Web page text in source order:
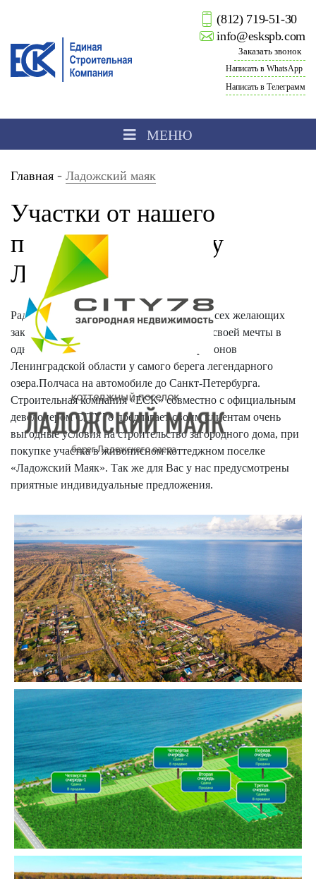
(812) 719-51-30
info@eskspb.com
Заказать звонок
Написать в WhatsApp
Написать в Телеграмм
МЕНЮ
Главная - Ладожский маяк
Участки от нашего
партнера CITY 78 у
Ладожского озера
Рады сообщить прекрасную новость для всех желающих
заказать строительство загородного дома своей мечты в
одном из самых экологически чистых районов
Ленинградской области у самого берега легендарного
озера.Полчаса на автомобиле до Санкт-Петербурга.
Строительная компания «ЕСК» совместно с официальным
девелопером CITY78 предлагает своим клиентам очень
выгодные условия на строительство загородного дома, при
покупке участка в живописном коттеджном поселке
«Ладожский Маяк». Так же для Вас у нас предусмотрены
приятные индивидуальные предложения.